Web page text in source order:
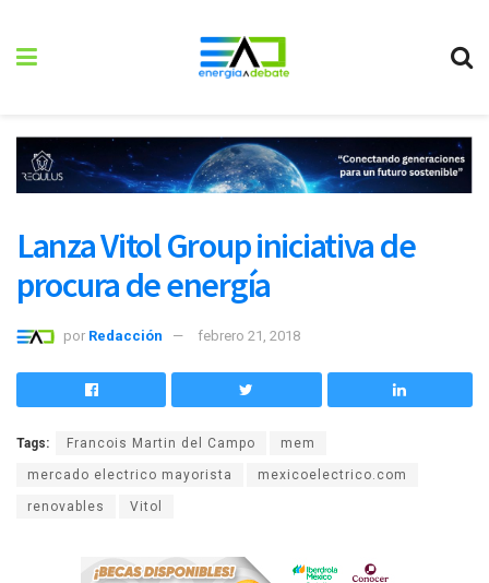
Lanza Vitol Group iniciativa de
procura de energía
por Redacción febrero 21, 2018
Tags: Francois Martin del Campo mem
mercado electrico mayorista mexicoelectrico.com
renovables Vitol